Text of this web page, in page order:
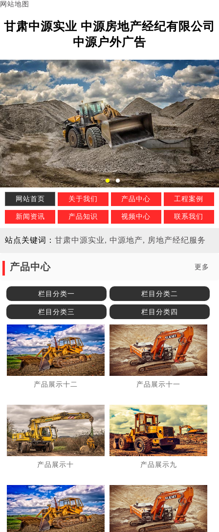
网站地图
甘肃中源实业 中源房地产经纪有限公司
中源户外广告
2
网站首页 关于我们 产品中心 工程案例
新闻资讯 产品知识 视频中心 联系我们
站点关键词： 甘肃中源实业, 中源地产, 房地产经纪服务
产品中心 更多
栏目分类一 栏目分类二
栏目分类三 栏目分类四
产品展示十二 产品展示十一
产品展示十 产品展示九